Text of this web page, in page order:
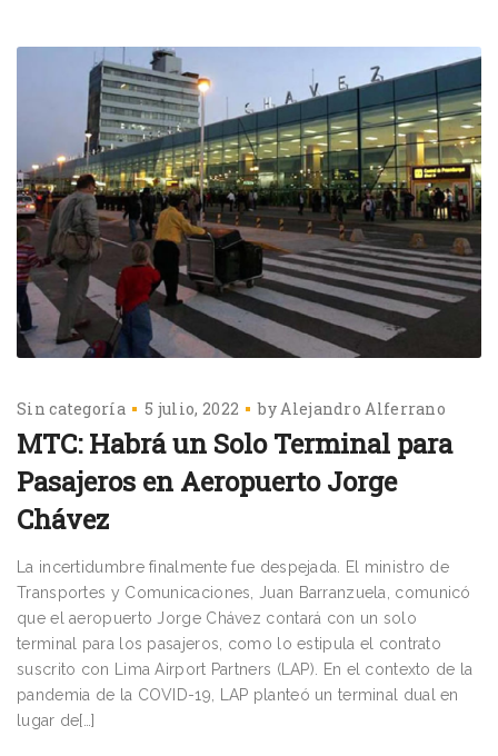
Sin categoría 5 julio, 2022 by Alejandro Alferrano
MTC: Habrá un Solo Terminal para
Pasajeros en Aeropuerto Jorge
Chávez
La incertidumbre finalmente fue despejada. El ministro de
Transportes y Comunicaciones, Juan Barranzuela, comunicó
que el aeropuerto Jorge Chávez contará con un solo
terminal para los pasajeros, como lo estipula el contrato
suscrito con Lima Airport Partners (LAP). En el contexto de la
pandemia de la COVID-19, LAP planteó un terminal dual en
lugar de[…]